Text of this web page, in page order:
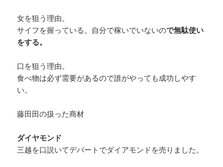
女を狙う理由。
サイフを握っている。自分で稼いでいないので無駄使い
をする。
口を狙う理由。
食べ物は必ず需要があるので誰がやっても成功しやす
い。
藤田田の扱った商材
ダイヤモンド
三越を口説いてデパートでダイアモンドを売りました。